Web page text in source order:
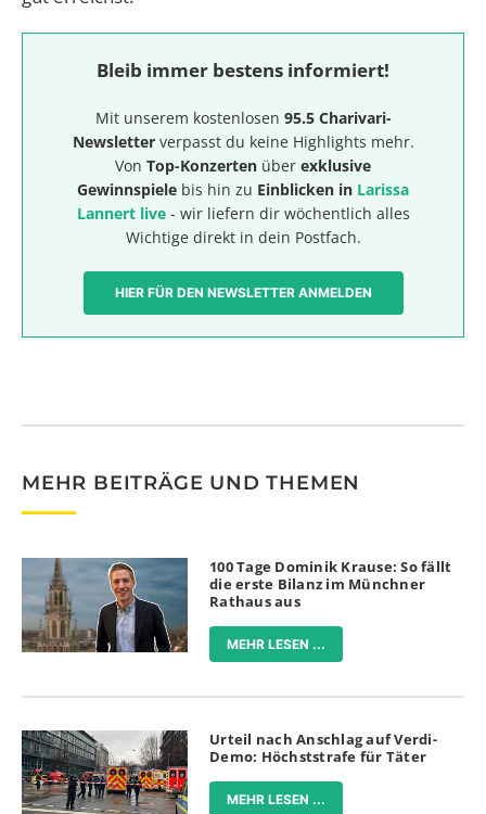
Bleib immer bestens informiert!
Mit unserem kostenlosen 95.5 Charivari-
Newsletterverpasst du keine Highlights mehr.
Von Top-Konzerten über exklusive
Gewinnspiele bis hin zu Einblicken in Larissa
Lannert live- wir liefern dir wöchentlich alles
Wichtige direkt in dein Postfach.
HIER FÜR DEN NEWSLETTER ANMELDEN
MEHR BEITRÄGE UND THEMEN
100 Tage Dominik Krause: So fällt
die erste Bilanz im Münchner
Rathaus aus
MEHR LESEN ...
Urteil nach Anschlag auf Verdi-
Demo: Höchststrafe für Täter
MEHR LESEN ...